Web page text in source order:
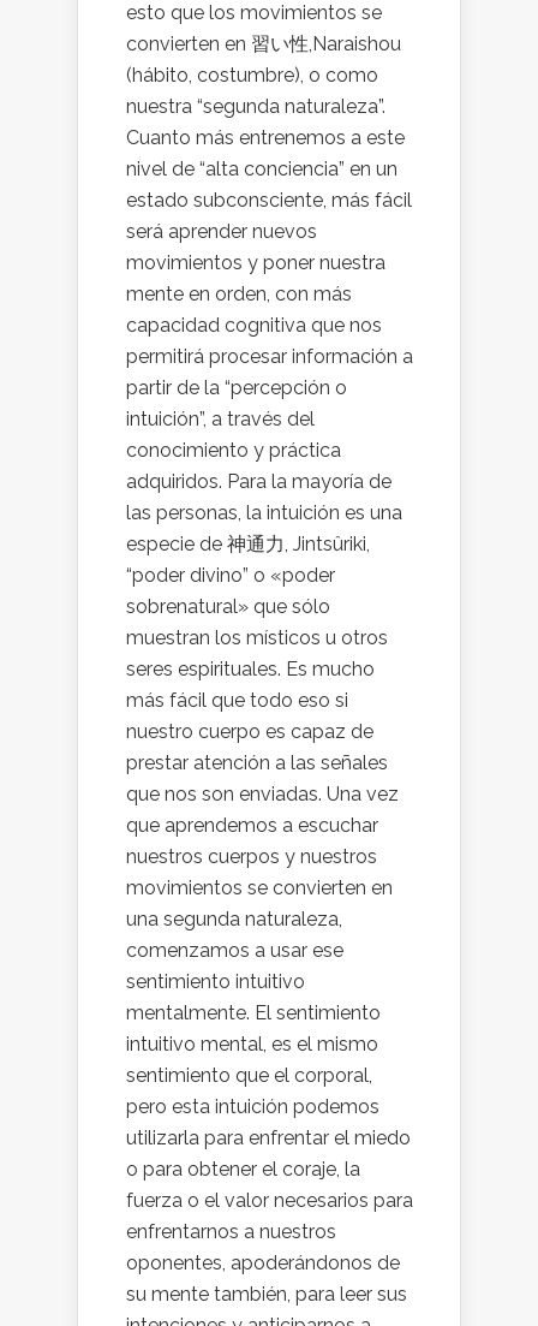
esto que los movimientos se
convierten en 習い性,Naraishou
(hábito, costumbre), o como
nuestra “segunda naturaleza”.
Cuanto más entrenemos a este
nivel de “alta conciencia” en un
estado subconsciente, más fácil
será aprender nuevos
movimientos y poner nuestra
mente en orden, con más
capacidad cognitiva que nos
permitirá procesar información a
partir de la “percepción o
intuición”, a través del
conocimiento y práctica
adquiridos. Para la mayoría de
las personas, la intuición es una
especie de 神通力, Jintsûriki,
“poder divino” o «poder
sobrenatural» que sólo
muestran los místicos u otros
seres espirituales. Es mucho
más fácil que todo eso si
nuestro cuerpo es capaz de
prestar atención a las señales
que nos son enviadas. Una vez
que aprendemos a escuchar
nuestros cuerpos y nuestros
movimientos se convierten en
una segunda naturaleza,
comenzamos a usar ese
sentimiento intuitivo
mentalmente. El sentimiento
intuitivo mental, es el mismo
sentimiento que el corporal,
pero esta intuición podemos
utilizarla para enfrentar el miedo
o para obtener el coraje, la
fuerza o el valor necesarios para
enfrentarnos a nuestros
oponentes, apoderándonos de
su mente también, para leer sus